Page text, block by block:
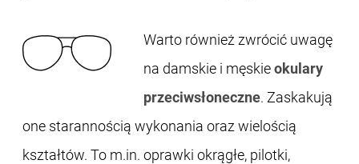
Warto również zwrócić uwagę
na damskie i męskieokulary
przeciwsłoneczne. Zaskakują
one starannością wykonania oraz wielością
kształtów. To m.in. oprawki okrągłe, pilotki,